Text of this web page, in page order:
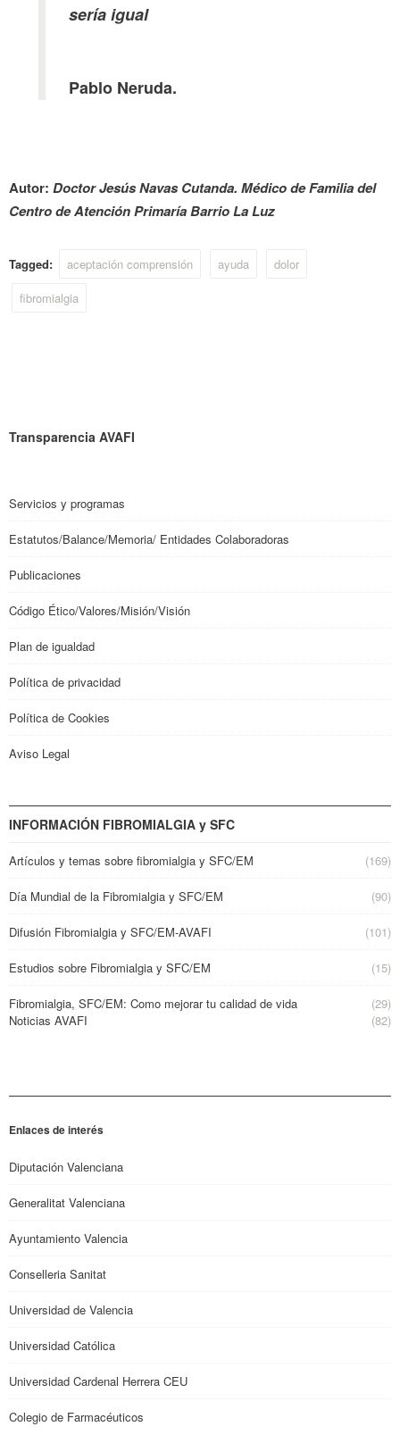
sería igual
Pablo Neruda.
Autor: Doctor Jesús Navas Cutanda. Médico de Familia del
Centro de Atención Primaría Barrio La Luz
Tagged: aceptación comprensión ayuda
dolor
fibromialgia
Transparencia AVAFI
Servicios y programas
Estatutos/Balance/Memoria/ Entidades Colaboradoras
Publicaciones
Código Ético/Valores/Misión/Visión
Plan de igualdad
Política de privacidad
Política de Cookies
Aviso Legal
INFORMACIÓN FIBROMIALGIA y SFC
Artículos y temas sobre fibromialgia y SFC/EM (169)
Día Mundial de la Fibromialgia y SFC/EM (90)
Difusión Fibromialgia y SFC/EM-AVAFI (101)
Estudios sobre Fibromialgia y SFC/EM (15)
Fibromialgia, SFC/EM: Como mejorar tu calidad de vida
(29)
Noticias AVAFI
(82)
Enlaces de interés
Diputación Valenciana
Generalitat Valenciana
Ayuntamiento Valencia
Conselleria Sanitat
Universidad de Valencia
Universidad Católica
Universidad Cardenal Herrera CEU
Colegio de Farmacéuticos